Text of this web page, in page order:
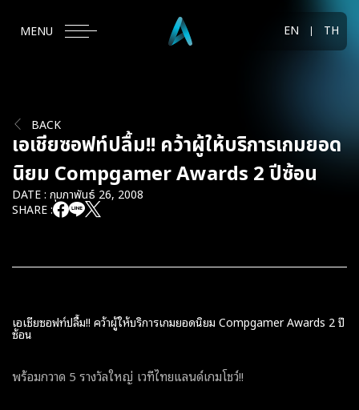
MENU EN TH
BACK
เอเชียซอฟท์ปลื้ม!! คว้าผู้ให้บริการเกมยอด
นิยม Compgamer Awards 2 ปีซ้อน
DATE : กุมภาพันธ์ 26, 2008
SHARE :
เอเชียซอฟท์ปลื้ม!! คว้าผู้ให้บริการเกมยอดนิยม Compgamer Awards 2 ปี
ซ้อน
พร้อมกวาด 5 รางวัลใหญ่ เวทีไทยแลนด์เกมโชว์!!